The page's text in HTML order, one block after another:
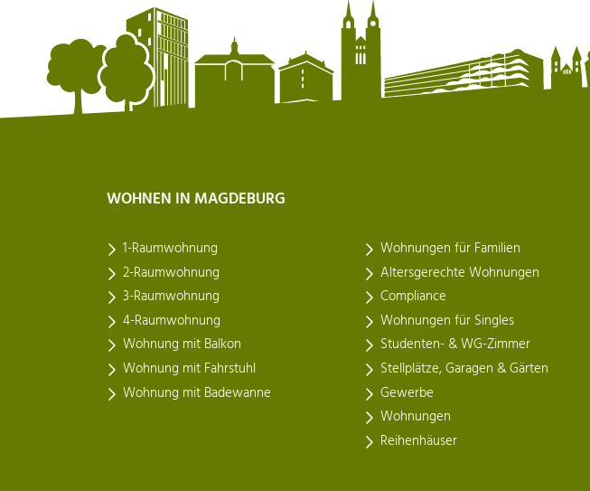
WOHNEN IN MAGDEBURG
1-Raumwohnung
2-Raumwohnung
3-Raumwohnung
4-Raumwohnung
Wohnung mit Balkon
Wohnung mit Fahrstuhl
Wohnung mit Badewanne
Wohnungen für Familien
Altersgerechte Wohnungen
Compliance
Wohnungen für Singles
Studenten- & WG-Zimmer
Stellplätze, Garagen & Gärten
Gewerbe
Wohnungen
Reihenhäuser